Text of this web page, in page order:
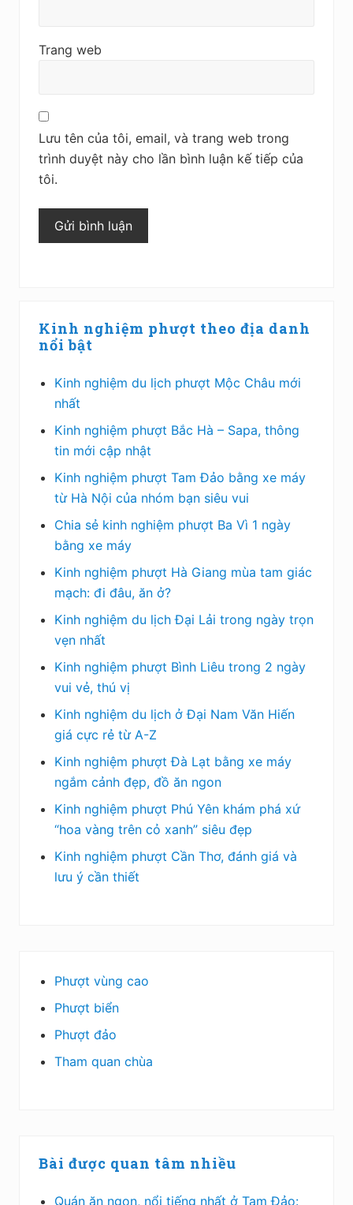
Trang web
Lưu tên của tôi, email, và trang web trong
trình duyệt này cho lần bình luận kế tiếp của
tôi.
Sidebar
chính
Kinh nghiệm phượt theo địa danh
nổi bật
Kinh nghiệm du lịch phượt Mộc Châu mới
nhất
Kinh nghiệm phượt Bắc Hà – Sapa, thông
tin mới cập nhật
Kinh nghiệm phượt Tam Đảo bằng xe máy
từ Hà Nội của nhóm bạn siêu vui
Chia sẻ kinh nghiệm phượt Ba Vì 1 ngày
bằng xe máy
Kinh nghiệm phượt Hà Giang mùa tam giác
mạch: đi đâu, ăn ở?
Kinh nghiệm du lịch Đại Lải trong ngày trọn
vẹn nhất
Kinh nghiệm phượt Bình Liêu trong 2 ngày
vui vẻ, thú vị
Kinh nghiệm du lịch ở Đại Nam Văn Hiến
giá cực rẻ từ A-Z
Kinh nghiệm phượt Đà Lạt bằng xe máy
ngắm cảnh đẹp, đồ ăn ngon
Kinh nghiệm phượt Phú Yên khám phá xứ
“hoa vàng trên cỏ xanh” siêu đẹp
Kinh nghiệm phượt Cần Thơ, đánh giá và
lưu ý cần thiết
Phượt vùng cao
Phượt biển
Phượt đảo
Tham quan chùa
Bài được quan tâm nhiều
Quán ăn ngon, nổi tiếng nhất ở Tam Đảo: